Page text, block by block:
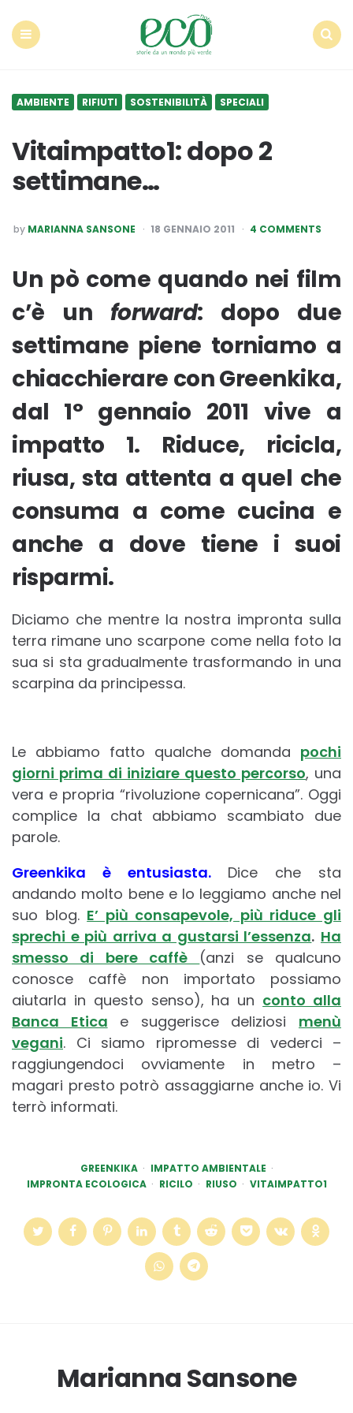
AMBIENTE RIFIUTI SOSTENIBILITÀ SPECIALI
Vitaimpatto1: dopo 2
settimane…
POSTED
BY
by MARIANNA SANSONE 18 GENNAIO 2011 4 COMMENTS
Un pò come quando nei film
c’è un forward: dopo due
settimane piene torniamo a
chiacchierare con Greenkika,
dal 1° gennaio 2011 vive a
impatto 1. Riduce, ricicla,
riusa, sta attenta a quel che
consuma a come cucina e
anche a dove tiene i suoi
risparmi.
Diciamo che mentre la nostra impronta sulla
terra rimane uno scarpone come nella foto la
sua si sta gradualmente trasformando in una
scarpina da principessa.
Le abbiamo fatto qualche domanda pochi
giorni prima di iniziare questo percorso, una
vera e propria “rivoluzione copernicana”. Oggi
complice la chat abbiamo scambiato due
parole.
Greenkika è entusiasta.Dice che sta
andando molto bene e lo leggiamo anche nel
suo blog. E’ più consapevole, più riduce gli
sprechi e più arriva a gustarsi l’essenza. Ha
smesso di bere caffè
(anzi se qualcuno
conosce caffè non importato possiamo
aiutarla in questo senso), ha un conto alla
Banca Etica e suggerisce deliziosi menù
vegani. Ci siamo ripromesse di vederci –
raggiungendoci ovviamente in metro –
magari presto potrò assaggiarne anche io. Vi
terrò informati.
GREENKIKA
IMPATTO AMBIENTALE
IMPRONTA ECOLOGICA
RICILO RIUSO VITAIMPATTO1
Marianna Sansone